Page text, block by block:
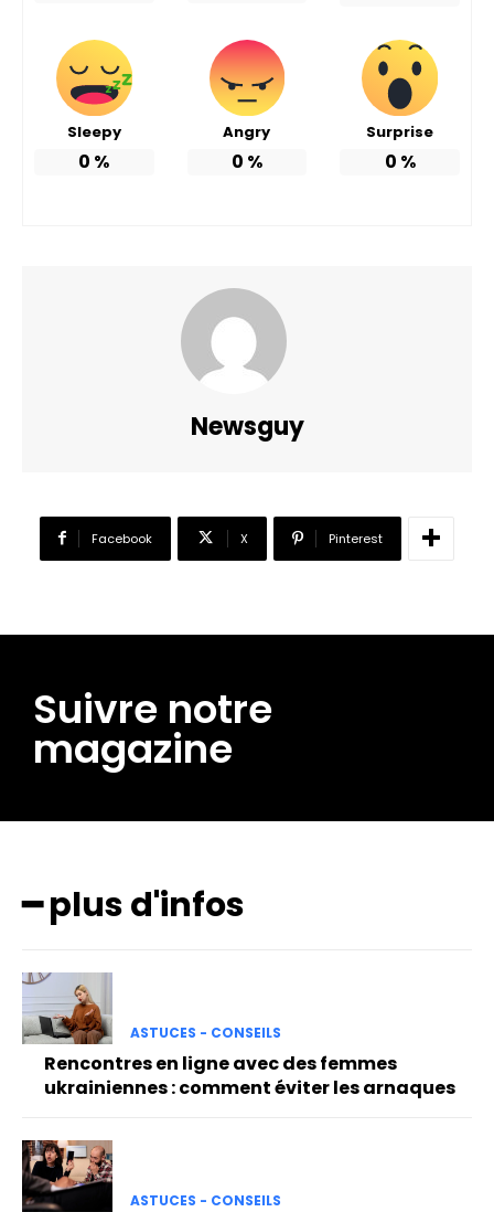
Sleepy
0 %
Angry
0 %
Surprise
0 %
Newsguy
Facebook X Pinterest
Suivre notre
magazine
━ plus d'infos
ASTUCES - CONSEILS
Rencontres en ligne avec des femmes
ukrainiennes : comment éviter les arnaques
ASTUCES - CONSEILS